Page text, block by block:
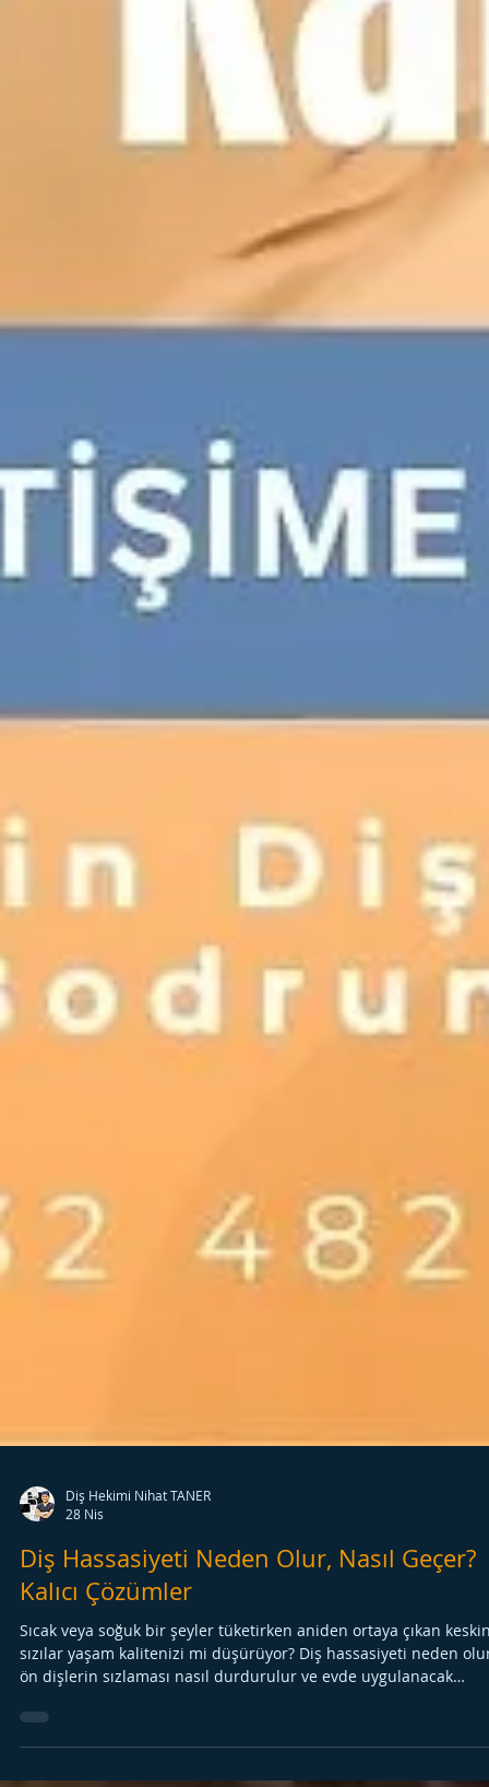
Diş Hekimi Nihat TANER
28 Nis
Diş Hassasiyeti Neden Olur, Nasıl Geçer?
Kalıcı Çözümler